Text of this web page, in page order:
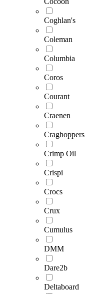
Coghlan's
Coleman
Columbia
Coros
Courant
Craenen
Craghoppers
Crimp Oil
Crispi
Crocs
Crux
Cumulus
DMM
Dare2b
Deltaboard